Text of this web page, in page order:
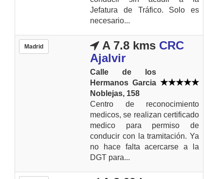
Jefatura de Tráfico. Solo es
necesario...
Madrid A 7.8 kms CRC
Ajalvir
Calle de los
Hermanos Garcia
Noblejas, 158
Centro de reconocimiento
medicos, se realizan certificado
medico para permiso de
conducir con la tramitación. Ya
no hace falta acercarse a la
DGT para...